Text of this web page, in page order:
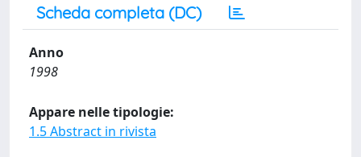
Scheda completa (DC)
Anno
1998
Appare nelle tipologie:
1.5 Abstract in rivista